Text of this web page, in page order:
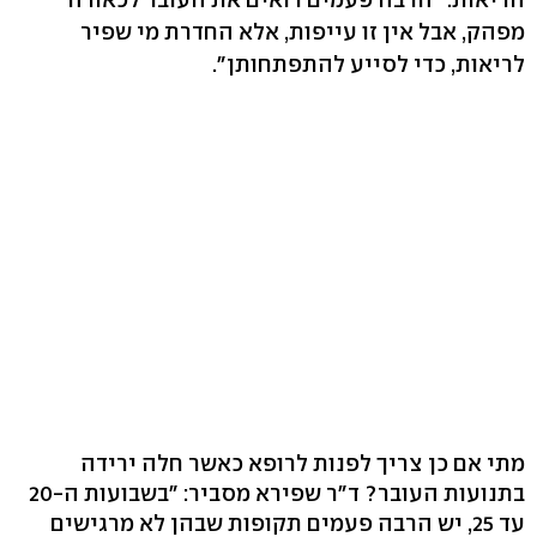
מפהק, אבל אין זו עייפות, אלא החדרת מי שפיר
לריאות, כדי לסייע להתפתחותן".
מתי אם כן צריך לפנות לרופא כאשר חלה ירידה
בתנועות העובר? ד"ר שפירא מסביר: "בשבועות ה-20
עד 25, יש הרבה פעמים תקופות שבהן לא מרגישים